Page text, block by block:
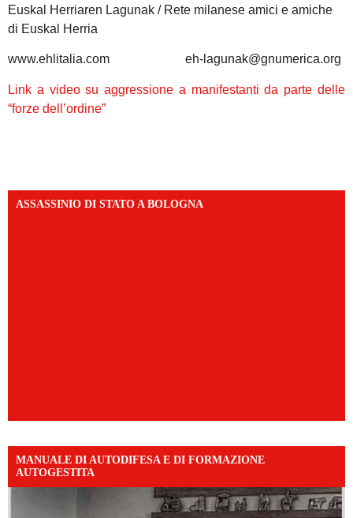
Euskal Herriaren Lagunak / Rete milanese amici e amiche
di Euskal Herria
www.ehlitalia.com eh-lagunak@gnumerica.org
Link a video su aggressione a manifestanti da parte delle
“forze dell’ordine”
ASSASSINIO DI STATO A BOLOGNA
MANUALE DI AUTODIFESA E DI FORMAZIONE
AUTOGESTITA